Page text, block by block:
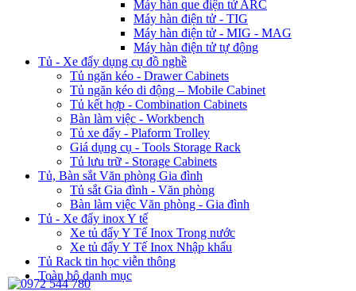
Máy hàn que điện tử ARC
Máy hàn điện tử - TIG
Máy hàn điện tử - MIG - MAG
Máy hàn điện tử tự động
Tủ - Xe đẩy dụng cụ đồ nghề
Tủ ngăn kéo - Drawer Cabinets
Tủ ngăn kéo di động – Mobile Cabinet
Tủ kết hợp - Combination Cabinets
Bàn làm việc - Workbench
Tủ xe đẩy - Plaform Trolley
Giá dụng cụ - Tools Storage Rack
Tủ lưu trữ - Storage Cabinets
Tủ, Bàn sắt Văn phòng Gia đình
Tủ sắt Gia đình - Văn phòng
Bàn làm việc Văn phòng - Gia đình
Tủ - Xe đẩy inox Y tế
Xe tủ đẩy Y Tế Inox Trong nước
Xe tủ đẩy Y Tế Inox Nhập khẩu
Tủ Rack tin học viễn thông
Toàn bộ danh mục